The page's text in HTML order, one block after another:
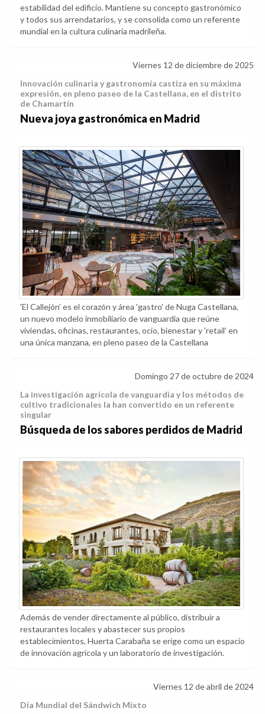
estabilidad del edificio. Mantiene su concepto gastronómico
y todos sus arrendatarios, y se consolida como un referente
mundial en la cultura culinaria madrileña.
Viernes 12 de diciembre de 2025
Innovación culinaria y gastronomía castiza en su máxima
expresión, en pleno paseo de la Castellana, en el distrito
de Chamartín
Nueva joya gastronómica en Madrid
'El Callejón’ es el corazón y área 'gastro' de Nuga Castellana,
un nuevo modelo inmobiliario de vanguardia que reúne
viviendas, oficinas, restaurantes, ocio, bienestar y 'retail' en
una única manzana, en pleno paseo de la Castellana
Domingo 27 de octubre de 2024
La investigación agrícola de vanguardia y los métodos de
cultivo tradicionales la han convertido en un referente
singular
Búsqueda de los sabores perdidos de Madrid
Además de vender directamente al público, distribuir a
restaurantes locales y abastecer sus propios
establecimientos, Huerta Carabaña se erige como un espacio
de innovación agrícola y un laboratorio de investigación.
Viernes 12 de abril de 2024
Día Mundial del Sándwich Mixto